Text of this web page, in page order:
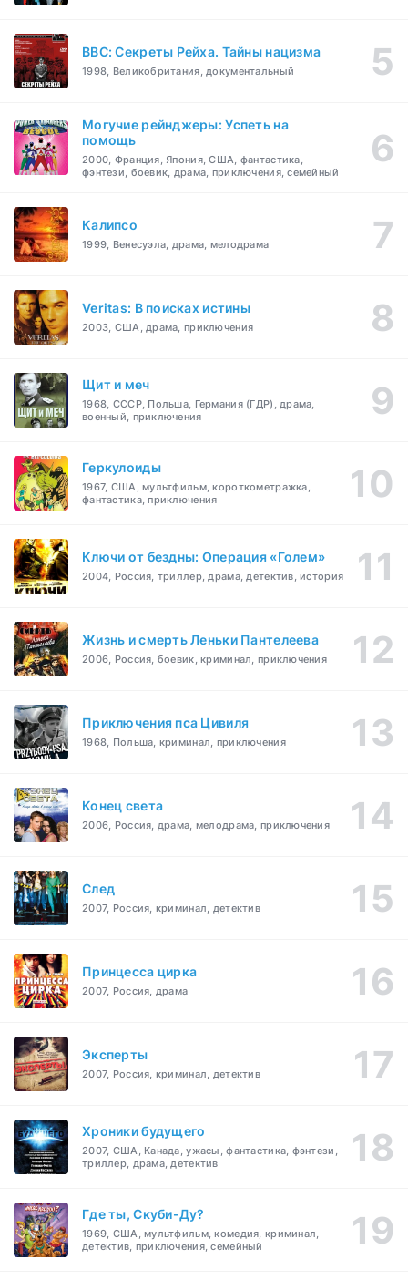
BBC: Секреты Рейха. Тайны нацизма
1998, Великобритания, документальный
Могучие рейнджеры: Успеть на
помощь
2000, Франция, Япония, США, фантастика,
фэнтези, боевик, драма, приключения, семейный
Калипсо
1999, Венесуэла, драма, мелодрама
Veritas: В поисках истины
2003, США, драма, приключения
Щит и меч
1968, СССР, Польша, Германия (ГДР), драма,
военный, приключения
Геркулоиды
1967, США, мультфильм, короткометражка,
фантастика, приключения
Ключи от бездны: Операция «Голем»
2004, Россия, триллер, драма, детектив, история
Жизнь и смерть Леньки Пантелеева
2006, Россия, боевик, криминал, приключения
Приключения пса Цивиля
1968, Польша, криминал, приключения
Конец света
2006, Россия, драма, мелодрама, приключения
След
2007, Россия, криминал, детектив
Принцесса цирка
2007, Россия, драма
Эксперты
2007, Россия, криминал, детектив
Хроники будущего
2007, США, Канада, ужасы, фантастика, фэнтези,
триллер, драма, детектив
Где ты, Скуби-Ду?
1969, США, мультфильм, комедия, криминал,
детектив, приключения, семейный